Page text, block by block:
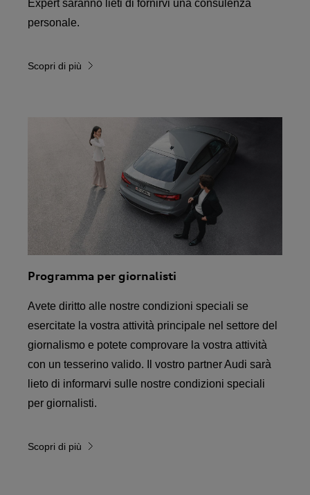
Expert saranno lieti di fornirvi una consulenza
personale.
Scopri di più
Programma per giornalisti
Avete diritto alle nostre condizioni speciali se
esercitate la vostra attività principale nel settore del
giornalismo e potete comprovare la vostra attività
con un tesserino valido. Il vostro partner Audi sarà
lieto di informarvi sulle nostre condizioni speciali
per giornalisti.
Scopri di più